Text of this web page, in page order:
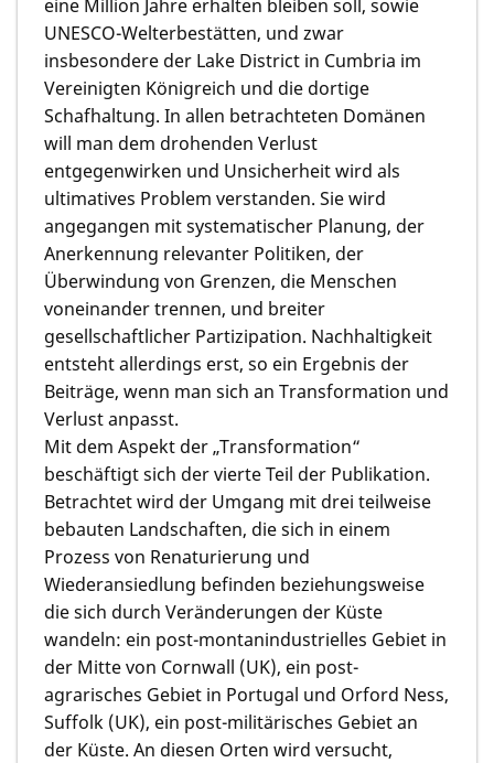
eine Million Jahre erhalten bleiben soll, sowie
UNESCO-Welterbestätten, und zwar
insbesondere der Lake District in Cumbria im
Vereinigten Königreich und die dortige
Schafhaltung. In allen betrachteten Domänen
will man dem drohenden Verlust
entgegenwirken und Unsicherheit wird als
ultimatives Problem verstanden. Sie wird
angegangen mit systematischer Planung, der
Anerkennung relevanter Politiken, der
Überwindung von Grenzen, die Menschen
voneinander trennen, und breiter
gesellschaftlicher Partizipation. Nachhaltigkeit
entsteht allerdings erst, so ein Ergebnis der
Beiträge, wenn man sich an Transformation und
Verlust anpasst.
Mit dem Aspekt der „Transformation“
beschäftigt sich der vierte Teil der Publikation.
Betrachtet wird der Umgang mit drei teilweise
bebauten Landschaften, die sich in einem
Prozess von Renaturierung und
Wiederansiedlung befinden beziehungsweise
die sich durch Veränderungen der Küste
wandeln: ein post-montanindustrielles Gebiet in
der Mitte von Cornwall (UK), ein post-
agrarisches Gebiet in Portugal und Orford Ness,
Suffolk (UK), ein post-militärisches Gebiet an
der Küste. An diesen Orten wird versucht,